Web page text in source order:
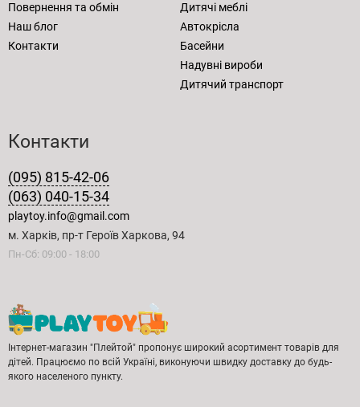
Повернення та обмін
Наш блог
Контакти
Дитячі меблі
Автокрісла
Басейни
Надувні вироби
Дитячий транспорт
Контакти
(095) 815-42-06
(063) 040-15-34
playtoy.info@gmail.com
м. Харків, пр-т Героїв Харкова, 94
Пн-Сб: 09:00 - 18:00
Інтернет-магазин "Плейтой" пропонує широкий асортимент товарів для
дітей. Працюємо по всій Україні, виконуючи швидку доставку до будь-
якого населеного пункту.